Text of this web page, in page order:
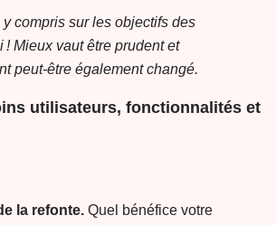
y compris sur les objectifs des
! Mieux vaut être prudent et
peut-être également changé.
utilisateurs, fonctionnalités et
la refonte. Quel bénéfice votre